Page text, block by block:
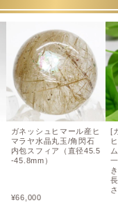
ガネッシュヒマール産ヒ
マラヤ水晶丸玉/角閃石
内包スフィア（直径45.5
-45.8mm）
¥66,000
[